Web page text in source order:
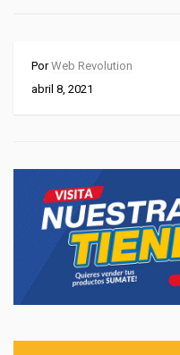
PorWeb Revolution
abril 8, 2021